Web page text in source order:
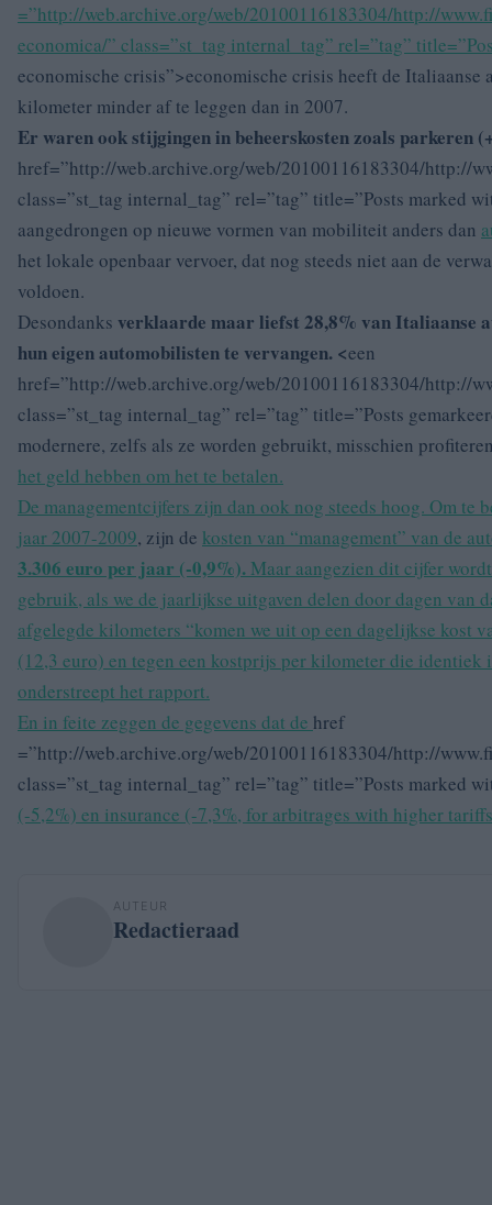
=”http://web.archive.org/web/20100116183304/http://
economica/” class=”st_tag internal_tag” rel=”tag”
economische crisis”>economische crisis heeft de Italiaanse
kilometer minder af te leggen dan in 2007.
Er waren ook stijgingen inbeheerskosten zoals parkeren
href=”http://web.archive.org/web/20100116183304/http://
class=”st_tag internal_tag” rel=”tag” title=”Posts marked
aangedrongen op nieuwe vormen van mobiliteit anders dan
het lokale openbaar vervoer, dat nog steeds niet aan de
voldoen.
Desondanks verklaarde maar liefst 28,8% van Italiaanse
hun eigen automobilisten te vervangen. <een
href=”http://web.archive.org/web/20100116183304/http://
class=”st_tag internal_tag” rel=”tag” title=”Posts
modernere, zelfs als ze worden gebruikt, misschien
het geld hebben om het te betalen.
De managementcijfers zijn dan ook nog steeds hoog. Om te
jaar 2007-2009, zijn de kosten van “management” van de
3.306 euro per jaar (-0,9%). Maar aangezien dit cijfer
gebruik, als we de jaarlijkse uitgaven delen door dagen van
afgelegde kilometers “komen we uit op een dagelijkse kost
(12,3 euro) en tegen een kostprijs per kilometer die identiek
onderstreept het rapport.
En in feite zeggen de gegevens dat de href
=”http://web.archive.org/web/20100116183304/http://
class=”st_tag internal_tag” rel=”tag” title=”Posts marked
(-5,2%) en insurance (-7,3%, for arbitrages with higher
AUTEUR
Redactieraad